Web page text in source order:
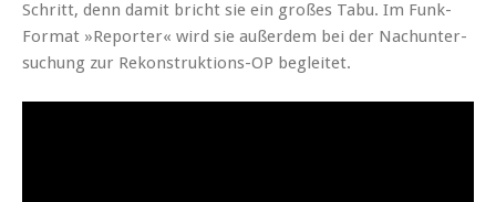
Schritt, denn damit bricht sie ein großes Tabu. Im Funk-
For­mat »Reporter« wird sie außer­dem bei der Nachunter­
suchung zur Rekon­struk­tions-OP begleitet.